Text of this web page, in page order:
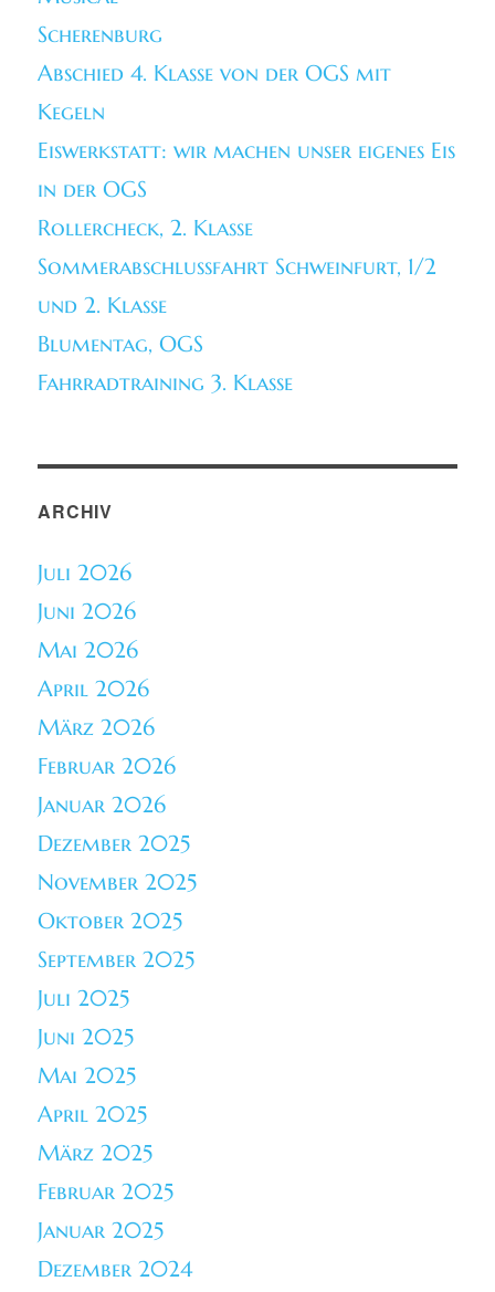
Scherenburg
Abschied 4. Klasse von der OGS mit
Kegeln
Eiswerkstatt: wir machen unser eigenes Eis
in der OGS
Rollercheck, 2. Klasse
Sommerabschlussfahrt Schweinfurt, 1/2
und 2. Klasse
Blumentag, OGS
Fahrradtraining 3. Klasse
ARCHIV
Juli 2026
Juni 2026
Mai 2026
April 2026
März 2026
Februar 2026
Januar 2026
Dezember 2025
November 2025
Oktober 2025
September 2025
Juli 2025
Juni 2025
Mai 2025
April 2025
März 2025
Februar 2025
Januar 2025
Dezember 2024